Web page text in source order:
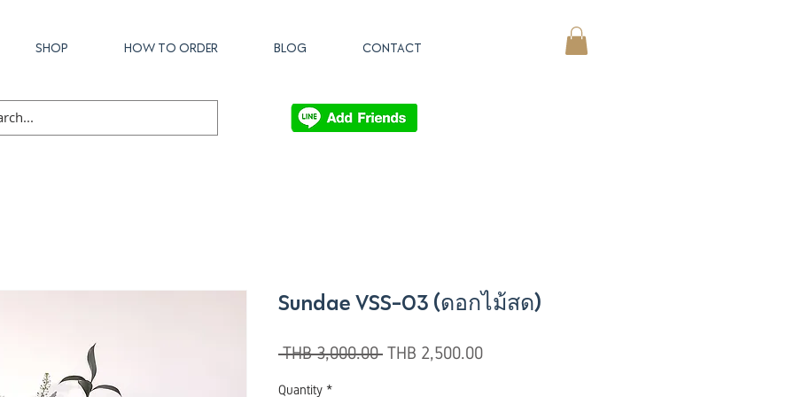
SHOP HOW TO ORDER BLOG
CONTACT
Sundae VSS-03 (ดอกไม้สด)
THB 3,000.00 Regular
THB 2,500.00Sale
Quantity *